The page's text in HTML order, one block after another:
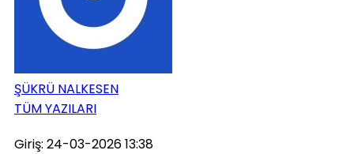
ŞÜKRÜ NALKESEN
TÜM YAZILARI
Giriş: 24-03-2026 13:38